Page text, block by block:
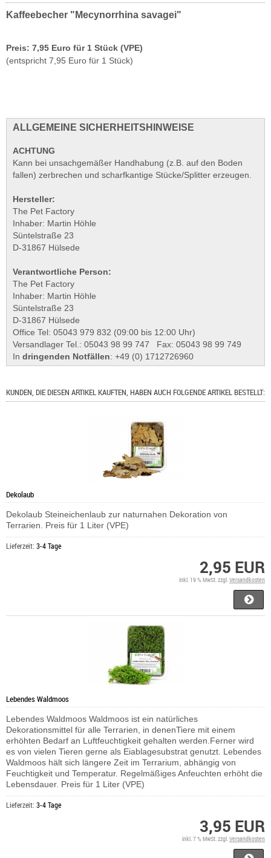
Kaffeebecher "Mecynorrhina savagei"
Preis: 7,95 Euro für 1 Stück (VPE)
(entspricht 7,95 Euro für 1 Stück)
ALLGEMEINE SICHERHEITSHINWEISE
ACHTUNG
Kann bei unsachgemäßer Handhabung (z.B. auf den Boden
fallen) zerbrechen und scharfkantige Stücke/Splitter erzeugen.
Hersteller:
The Pet Factory
Inhaber: Martin Höhle
Süntelstraße 23
D-31867 Hülsede
Verantwortliche Person:
The Pet Factory
Inhaber: Martin Höhle
Süntelstraße 23
D-31867 Hülsede
Office Tel: 05043 979 832 (09:00 bis 12:00 Uhr)
Versandlager Tel.: 05043 98 99 747 Fax: 05043 98 99 749
In dringenden Notfällen: +49 (0) 1712726960
KUNDEN, DIE DIESEN ARTIKEL KAUFTEN, HABEN AUCH FOLGENDE ARTIKEL BESTELLT:
Dekolaub
Dekolaub Steineichenlaub zur naturnahen Dekoration von
Terrarien. Preis für 1 Liter (VPE)
Lieferzeit: 3-4 Tage
2,95 EUR
inkl. 19 % MwSt. zzgl. Versandkosten
Lebendes Waldmoos
Lebendes Waldmoos Waldmoos ist ein natürliches
Dekorationsmittel für alle Terrarien, in denenTiere mit einem
erhöhten Bedarf an Luftfeuchtigkeit gehalten werden.Ferner wird
es von vielen Tieren gerne als Eiablagesubstrat genutzt. Lebendes
Waldmoos hält sich längere Zeit im Terrarium, abhängig von
Feuchtigkeit und Temperatur. Regelmäßiges Anfeuchten erhöht die
Lebensdauer. Preis für 1 Liter (VPE)
Lieferzeit: 3-4 Tage
3,95 EUR
inkl. 7 % MwSt. zzgl.Versandkosten